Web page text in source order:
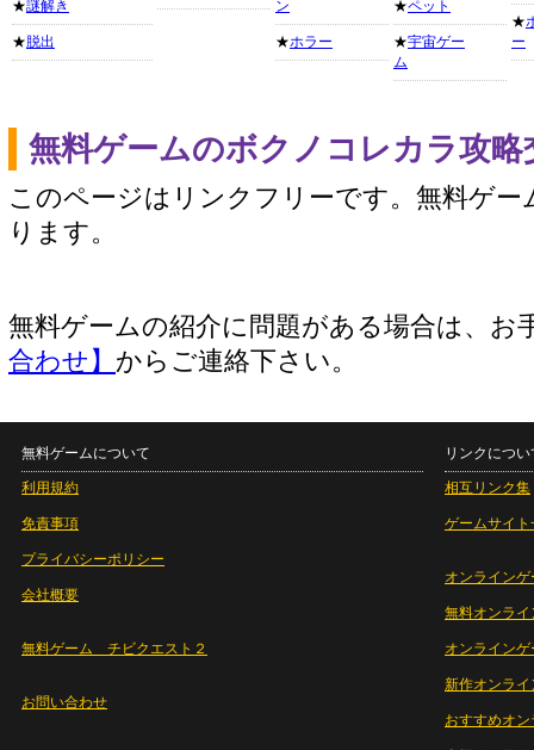
★謎解き
★ 脱出
ン
★ホラー
★ペット
★宇宙ゲー
ム
★
ー
無料ゲームのボクノコレカラ攻
このページはリンクフリーです。無料ゲー
ります。
無料ゲームの紹介に問題がある場合は、お
合わせ】 からご連絡下さい。
無料ゲームについて
利用規約
免責事項
プライバシーポリシー
会社概要
無料ゲーム チビクエスト２
お問い合わせ
リンクについ
相互リンク集
ゲームサイト
オンラインゲ
無料オンライ
オンライン
新作オンライ
おすすめオ